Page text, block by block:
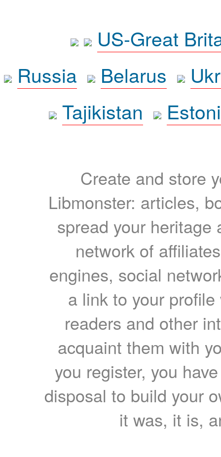
US-Great
Russia
Belarus
Tajikistan
Create and store
Libmonster: articles,
spread your heritage
network of
engines, social
a link to your
readers and other
acquaint them with
you register, you
disposal to build your
it was, it is,